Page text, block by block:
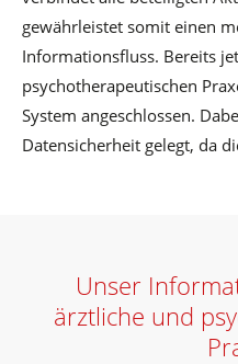
gewährleistet somit einen
Informationsfluss. Bereits
psychotherapeutischen
System angeschlossen.
Datensicherheit gelegt, da
Unser
ärztliche und